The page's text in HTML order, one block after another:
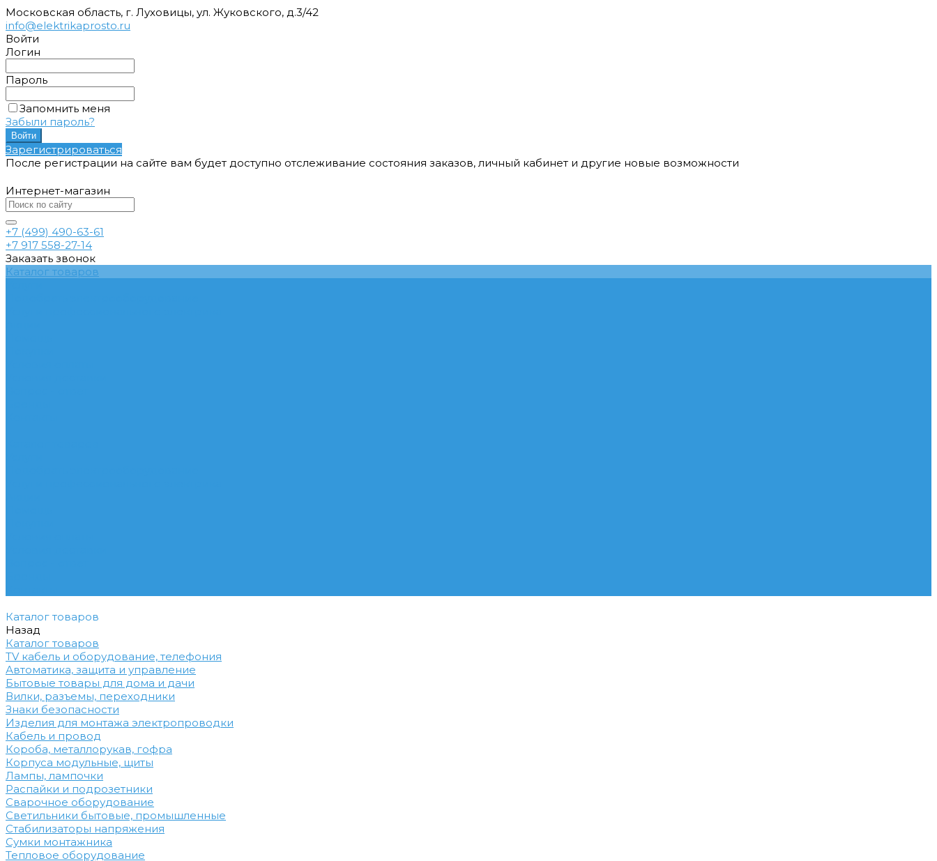
Московская область, г. Луховицы, ул. Жуковского, д.3/42
info@elektrikaprosto.ru
Войти
Логин
Пароль
Запомнить меня
Забыли пароль?
Зарегистрироваться
После регистрации на сайте вам будет доступно отслеживание состояния заказов, личный кабинет и другие новые возможности
Интернет-магазин
+7 (499) 490-63-61
+7 917 558-27-14
Заказать звонок
Каталог товаров
Каталог товаров
Назад
Каталог товаров
TV кабель и оборудование, телефония
Автоматика, защита и управление
Бытовые товары для дома и дачи
Вилки, разъемы, переходники
Знаки безопасности
Изделия для монтажа электропроводки
Кабель и провод
Короба, металлорукав, гофра
Корпуса модульные, щиты
Лампы, лампочки
Распайки и подрозетники
Сварочное оборудование
Светильники бытовые, промышленные
Стабилизаторы напряжения
Сумки монтажника
Тепловое оборудование